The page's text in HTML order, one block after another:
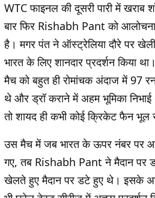
WTC फाइनल की दूसरी पारी में
बार फिर Rishabh Pant को आलोचना
है। मगर पंत ने ऑस्ट्रेलिया दौरे पर
भारत के लिए शानदार प्रदर्शन किया
मैच को बहुत ही रोमांचक अंदाज में 97
थे और ड्रॉ कराने में अहम भूमिका
तो शायद ही कभी कोई क्रिकेट फैन
उस मैच में जब भारत के ऊपर नंबर पर
गए, तब Rishabh Pant ने मैदान पर
खेलते हुए मैदान पर डटे हुए थे। इसके